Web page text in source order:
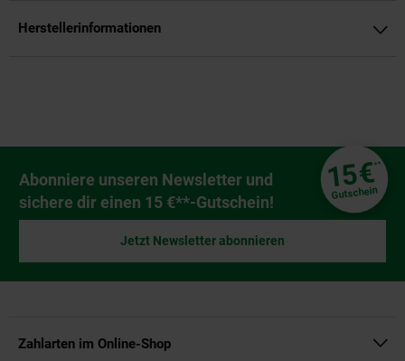
Herstellerinformationen
Newsletter Anmeldung
Abonniere unseren Newsletter und
sichere dir einen 15 €**-Gutschein!
15€**
Gutschein
Jetzt Newsletter abonnieren
Zahlarten im Online-Shop